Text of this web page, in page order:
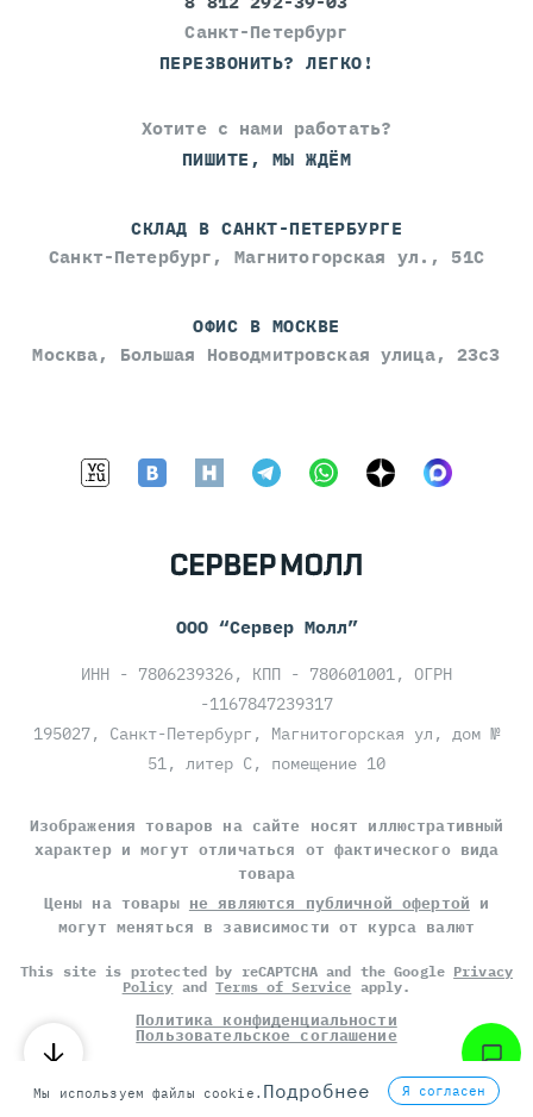
Санкт-Петербург
ПЕРЕЗВОНИТЬ? ЛЕГКО!
Хотите с нами работать?
ПИШИТЕ, МЫ ЖДЁМ
СКЛАД В САНКТ-ПЕТЕРБУРГЕ
Санкт-Петербург, Магнитогорская ул., 51С
ОФИС В МОСКВЕ
Москва, Большая Новодмитровская улица, 23с3
ООО “Сервер Молл”
ИНН - 7806239326, КПП - 780601001, ОГРН
-1167847239317
195027, Санкт-Петербург, Магнитогорская ул, дом №
51, литер С, помещение 10
Изображения товаров на сайте носят иллюстративный
характер и могут отличаться от фактического вида
товара
Цены на товары не являются публичной офертой и
могут меняться в зависимости от курса валют
This site is protected by reCAPTCHA and the Google Privacy
Policy andTerms of Service apply.
Политика конфиденциальности
Пользовательское соглашение
©СЕРВЕР МОЛЛ, 2014-2026
Мы используем файлы cookie. Подробнее Я согласен